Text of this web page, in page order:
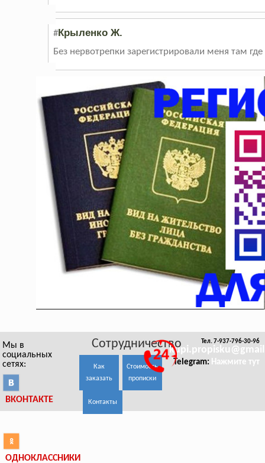
#Крыленко Ж.
Без нервотрепки зарегистрировали меня там
Мы в
социальных
сетях:
ВКОНТАКТЕ
ОДНОКЛАССНИКИ
Сотрудничество
Как
заказать
Стоимость
прописки
Контакты
Тел. 7-937-796-30-96
Telegram: Нажмите тут